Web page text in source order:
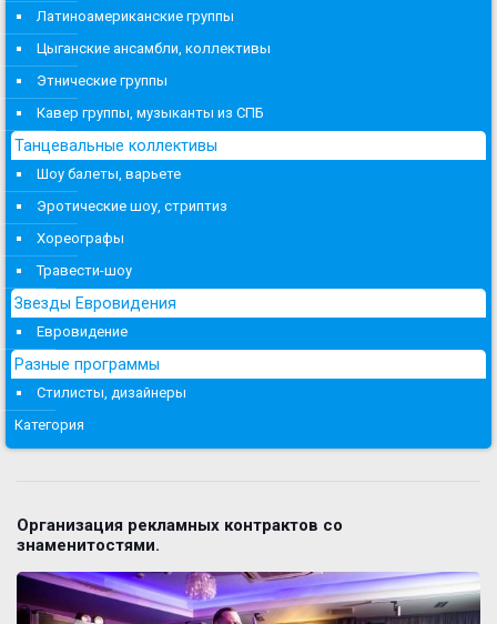
Латиноамериканские группы
Цыганские ансамбли, коллективы
Этнические группы
Кавер группы, музыканты из СПБ
Танцевальные коллективы
Шоу балеты, варьете
Эротические шоу, стриптиз
Хореографы
Травести-шоу
Звезды Евровидения
Евровидение
Разные программы
Стилисты, дизайнеры
Категория
Организация рекламных контрактов со
знаменитостями.